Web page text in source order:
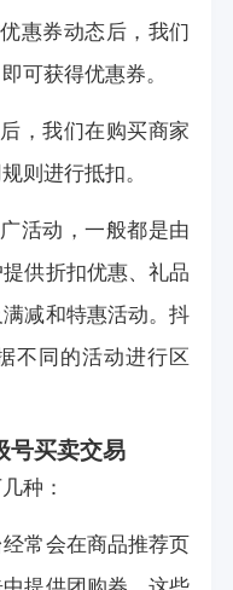
惠券动态后，我们
可获得优惠券。
，我们在购买商家
则进行抵扣。
活动，一般都是由
供折扣优惠、礼品
减和特惠活动。抖
不同的活动进行区
号买卖交易
种：
常会在商品推荐页